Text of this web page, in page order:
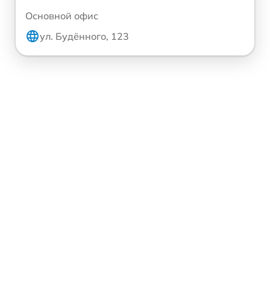
Основной офис
ул. Будённого, 123